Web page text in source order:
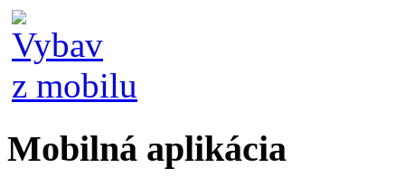
Mobilná aplikácia